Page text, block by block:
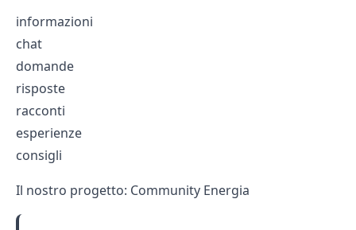
informazioni
chat
domande
risposte
racconti
esperienze
consigli
Il nostro progetto: Community Energia